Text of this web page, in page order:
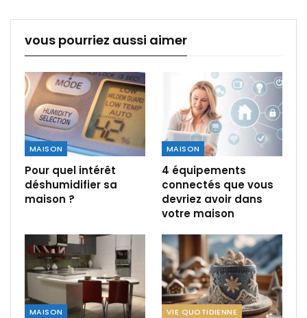
vous pourriez aussi aimer
MAISON
Pour quel intérêt
déshumidifier sa
maison ?
MAISON
4 équipements
connectés que vous
devriez avoir dans
votre maison
MAISON VIE QUOTIDIENNE